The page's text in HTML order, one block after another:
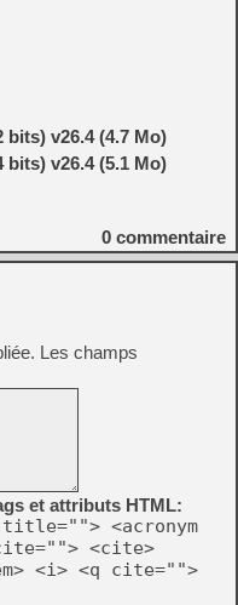
bits) v26.4 (4.7 Mo)
bits) v26.4 (5.1 Mo)
0 commentaire
Les champs
et attributs HTML:
<acronym
<cite>
<i> <q cite="">